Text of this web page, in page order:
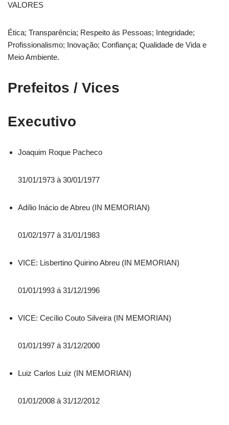
VALORES
Ética; Transparência; Respeito às Pessoas; Integridade;
Profissionalismo; Inovação; Confiança; Qualidade de Vida e
Meio Ambiente.
Prefeitos / Vices
Executivo
Joaquim Roque Pacheco
31/01/1973 à 30/01/1977
Adílio Inácio de Abreu (IN MEMORIAN)
01/02/1977 à 31/01/1983
VICE: Lisbertino Quirino Abreu (IN MEMORIAN)
01/01/1993 á 31/12/1996
VICE: Cecílio Couto Silveira (IN MEMORIAN)
01/01/1997 á 31/12/2000
Luiz Carlos Luiz (IN MEMORIAN)
01/01/2008 á 31/12/2012